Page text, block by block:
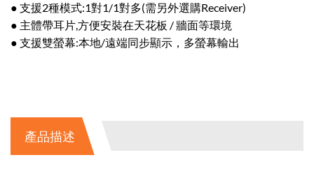
● 支援2種模式:1對1/1對多(需另外選購Receiver)
● 主體帶耳片,方便安裝在天花板 / 牆面等環境
● 支援雙螢幕:本地/遠端同步顯示，多螢幕輸出
產品描述